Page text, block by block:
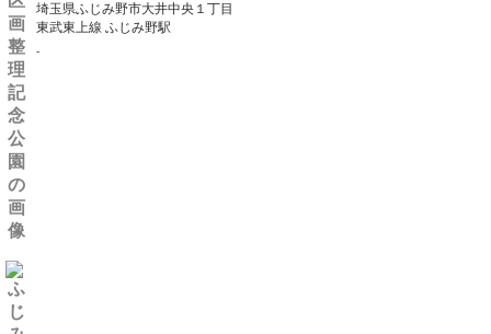
埼玉県ふじみ野市大井中央１丁目
東武東上線 ふじみ野駅
-